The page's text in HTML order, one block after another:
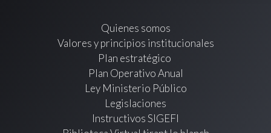
Quienes somos
Valores y principios institucionales
Plan estratégico
Plan Operativo Anual
Ley Ministerio Público
Legislaciones
Instructivos SIGEFI